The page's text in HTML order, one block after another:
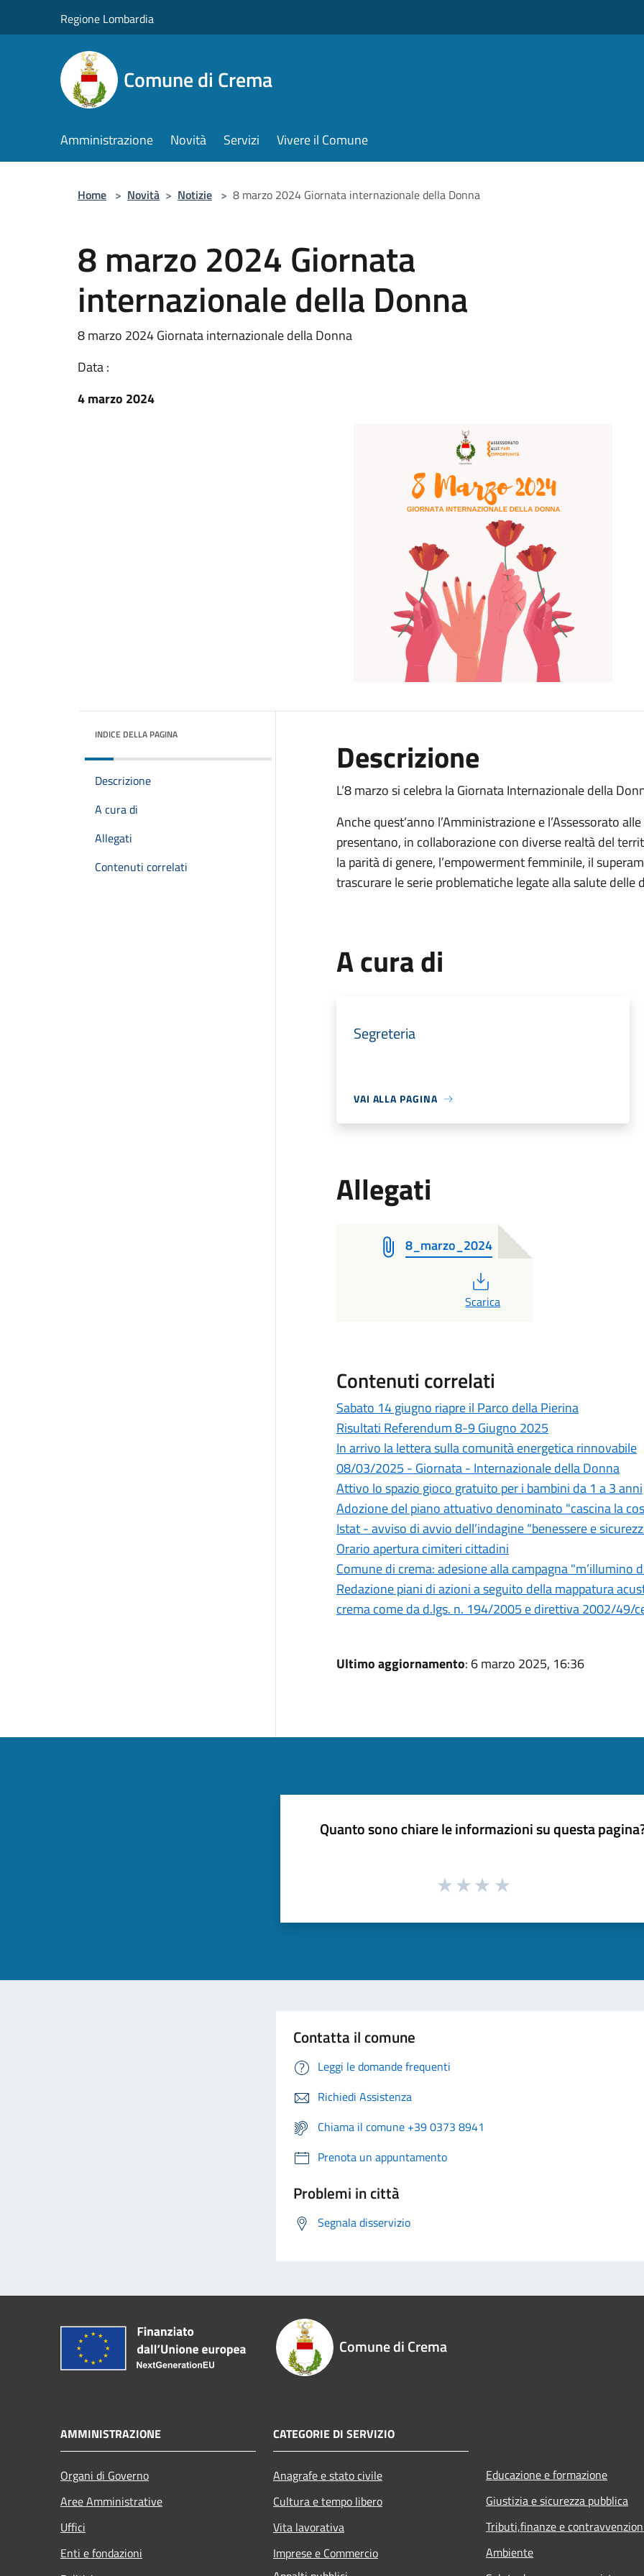
Regione Lombardia
Comune di Crema
Amministrazione Novità Servizi Vivere il Comune
Home > Novità > Notizie > 8 marzo 2024 Giornata internazionale della Donna
8 marzo 2024 Giornata
internazionale della Donna
8 marzo 2024 Giornata internazionale della Donna
Data :
4 marzo 2024
INDICE DELLA PAGINA
Descrizione
A cura di
Allegati
Contenuti correlati
Descrizione
L’8 marzo si celebra la Giornata Internazionale della
Anche quest’anno l’Amministrazione e l’Assessorato
presentano, in collaborazione con diverse realtà del
la parità di genere, l’empowerment femminile, il
trascurare le serie problematiche legate alla salute delle
A cura di
Segreteria
VAI ALLA PAGINA
Allegati
8_marzo_2024
Scarica
Contenuti correlati
Sabato 14 giugno riapre il Parco della Pierina
Risultati Referendum 8-9 Giugno 2025
In arrivo la lettera sulla comunità energetica rinnovabile
08/03/2025 - Giornata - Internazionale della Donna
Attivo lo spazio gioco gratuito per i bambini da 1 a 3 anni
Adozione del piano attuativo denominato "cascina la
Istat - avviso di avvio dell’indagine “benessere e
Orario apertura cimiteri cittadini
Comune di crema: adesione alla campagna "m’illumino
Redazione piani di azioni a seguito della mappatura
crema come da d.lgs. n. 194/2005 e direttiva 2002/49/
Ultimo aggiornamento: 6 marzo 2025, 16:36
Quanto sono chiare le informazioni su questa
Contatta il comune
Leggi le domande frequenti
Richiedi Assistenza
Chiama il comune +39 0373 8941
Prenota un appuntamento
Problemi in città
Segnala disservizio
Comune di Crema
AMMINISTRAZIONE
Organi di Governo
Aree Amministrative
Uffici
Enti e fondazioni
CATEGORIE DI SERVIZIO
Anagrafe e stato civile
Cultura e tempo libero
Vita lavorativa
Imprese e Commercio
Educazione e formazione
Giustizia e sicurezza pubblica
Tributi,finanze e
Ambiente